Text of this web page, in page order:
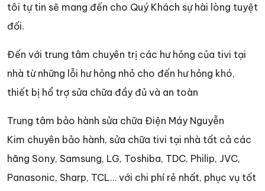
tôi tự tin sẽ mang đến cho Quý Khách sự hài lòng tuyệt
đối.
Đến với trung tâm chuyên trị các hư hỏng của tivi tại
nhà từ những lỗi hư hỏng nhỏ cho đến hư hỏng khó,
thiết bị hổ trợ sửa chữa đầy đủ và an toàn
Trung tâm bảo hành sửa chữa Điện Máy Nguyễn
Kim chuyên bảo hành, sửa chữa tivi tại nhà tất cả các
hãng Sony, Samsung, LG, Toshiba, TDC, Philip, JVC,
Panasonic, Sharp, TCL… với chi phí rẻ nhất, phục vụ tốt